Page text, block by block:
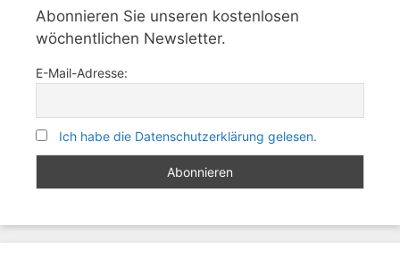
Abonnieren Sie unseren kostenlosen
wöchentlichen Newsletter.
E-Mail-Adresse:
Ich habe die Datenschutzerklärung gelesen.